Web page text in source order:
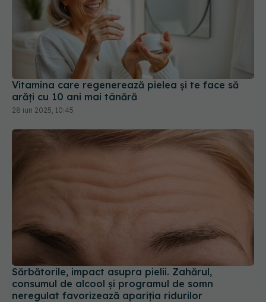
Vitamina care regenerează pielea și te face să
arăți cu 10 ani mai tânără
28 iun 2025, 10:45
Sărbătorile, impact asupra pielii. Zahărul,
consumul de alcool și programul de somn
neregulat favorizează apariția ridurilor